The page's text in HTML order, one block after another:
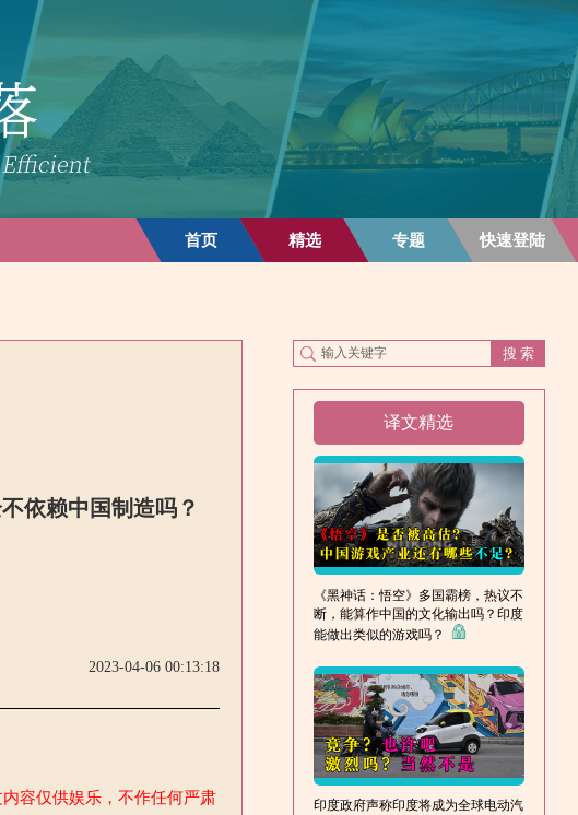
首页 精选 专题 快速登陆
依赖中国制造吗？
2023-04-06 00:13:18
容仅供娱乐，不作任何严肃
译文精选
《黑神话：悟空》多国霸榜，热议不
断，能算作中国的文化输出吗？印度
能做出类似的游戏吗？
印度政府声称印度将成为全球电动汽